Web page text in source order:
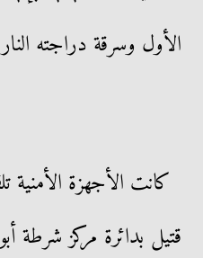
الأول وسرقة دراجته
كانت الأجهزة الأمنية
قتيل بدائرة مركز شرطة